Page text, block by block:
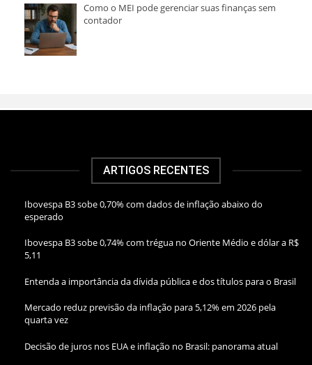
Como o MEI pode gerenciar suas finanças sem
contador
ARTIGOS RECENTES
Ibovespa B3 sobe 0,70% com dados de inflação abaixo do
esperado
Ibovespa B3 sobe 0,74% com trégua no Oriente Médio e dólar a R$
5,11
Entenda a importância da dívida pública e dos títulos para o Brasil
Mercado reduz previsão da inflação para 5,12% em 2026 pela
quarta vez
Decisão de juros nos EUA e inflação no Brasil: panorama atual